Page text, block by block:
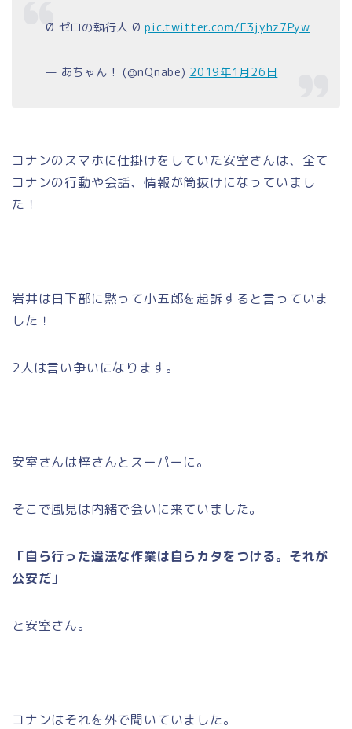
Ø ゼロの執行人 Øpic.twitter.com/E3jyhz7Pyw
— あちゃん！ (@nQnabe) 2019年1月26日
コナンのスマホに仕掛けをしていた安室さんは、全て
コナンの行動や会話、情報が筒抜けになっていまし
た！
岩井は日下部に黙って小五郎を起訴すると言っていま
した！
2人は言い争いになります。
安室さんは梓さんとスーパーに。
そこで風見は内緒で会いに来ていました。
「自ら行った違法な作業は自らカタをつける。それが
公安だ」
と安室さん。
コナンはそれを外で聞いていました。